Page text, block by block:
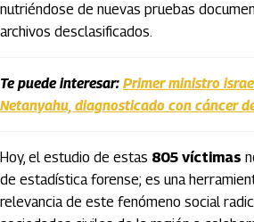
nutriéndose de nuevas pruebas
archivos desclasificados.
Te puede interesar: Primer ministro
Netanyahu, diagnosticado con cáncer
Hoy, el estudio de estas 805 víctimas
de estadística forense; es una
relevancia de este fenómeno social